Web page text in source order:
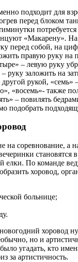
подходит для
перед блоком
«Макарену». На
перед собой, на
правую руку на
– левую руку
руку заложить на
другой рукой, «семь»
«восемь»- также
– повилять
подобрать
на соревнование, а
становятся
елки. По команде
хоровод,
больнице;
хоровод
но и
угадать, кто
за артистичность.